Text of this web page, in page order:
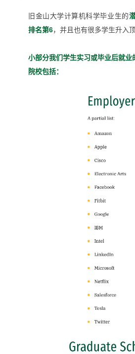
旧金山大学计算机科学毕业生的
排名第6，并且也有很多学生升入
小部分我们学生实习或毕业后就业
院校包括：